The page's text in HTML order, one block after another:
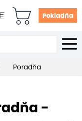
Pokladňa
Poradňa
-